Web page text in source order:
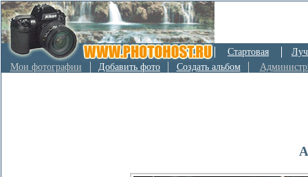
Стартовая
Мои фотографии
Добавить фото Создать альбом